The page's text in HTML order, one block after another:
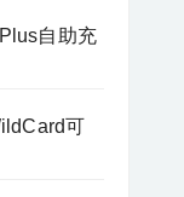
自助充
可